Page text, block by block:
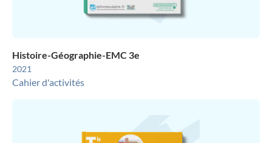
Histoire-Géographie-EMC 3e
2021
Cahier d'activités